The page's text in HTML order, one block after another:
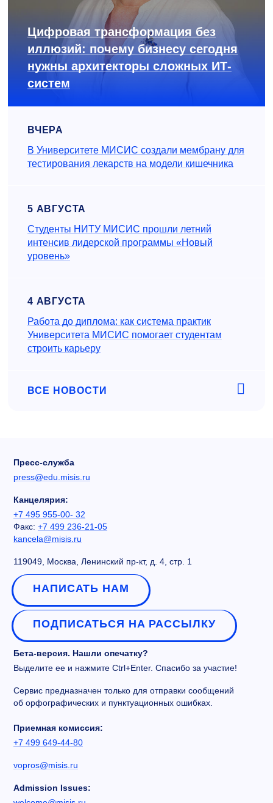
Цифровая трансформация без
иллюзий: почему бизнесу сегодня
нужны архитекторы сложных ИТ-
систем
ВЧЕРА
В Университете МИСИС создали мембрану для
тестирования лекарств на модели кишечника
5 АВГУСТА
Студенты НИТУ МИСИС прошли летний
интенсив лидерской программы «Новый
уровень»
4 АВГУСТА
Работа до диплома: как система практик
Университета МИСИС помогает студентам
строить карьеру
ВСЕ НОВОСТИ
Пресс-служба
press@edu.misis.ru
Канцелярия:
+7 495 955-00- 32
Факс: +7 499 236-21-05
kancela@misis.ru
119049, Москва, Ленинский пр-кт, д. 4, стр. 1
НАПИСАТЬ НАМ
ПОДПИСАТЬСЯ НА РАССЫЛКУ
Бета-версия. Нашли опечатку?
Выделите ее и нажмите Ctrl+Enter. Спасибо за участие!
Сервис предназначен только для отправки сообщений
об орфографических и пунктуационных ошибках.
Приемная комиссия:
+7 499 649-44-80
vopros@misis.ru
Admission Issues: